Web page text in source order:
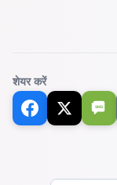
शेयर करें
SMS